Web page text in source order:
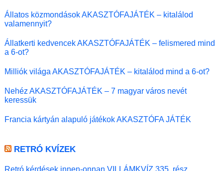
Állatos közmondások AKASZTÓFAJÁTÉK – kitalálod
valamennyit?
Állatkerti kedvencek AKASZTÓFAJÁTÉK – felismered mind
a 6-ot?
Milliók világa AKASZTÓFAJÁTÉK – kitalálod mind a 6-ot?
Nehéz AKASZTÓFAJÁTÉK – 7 magyar város nevét
keressük
Francia kártyán alapuló játékok AKASZTÓFA JÁTÉK
RETRÓ KVÍZEK
Retró kérdések innen-onnan VILLÁMKVÍZ 335. rész